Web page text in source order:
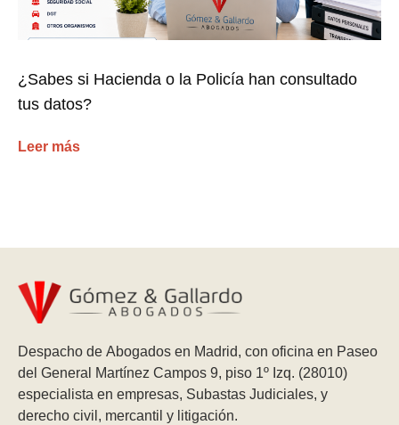
¿Sabes si Hacienda o la Policía han consultado
tus datos?
Leer más
Despacho de Abogados en Madrid, con oficina en Paseo
del General Martínez Campos 9, piso 1º Izq. (28010)
especialista en empresas, Subastas Judiciales, y
derecho civil, mercantil y litigación.